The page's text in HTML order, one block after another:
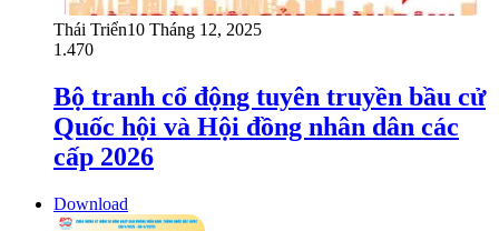
Thái Triển10 Tháng 12, 2025
1.470
Bộ tranh cổ động tuyên truyền bầu cử
Quốc hội và Hội đồng nhân dân các
cấp 2026
Download